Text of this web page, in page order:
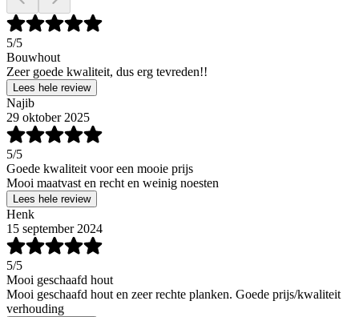
5/5
Bouwhout
Zeer goede kwaliteit, dus erg tevreden!!
Lees hele review
Najib
29 oktober 2025
5/5
Goede kwaliteit voor een mooie prijs
Mooi maatvast en recht en weinig noesten
Lees hele review
Henk
15 september 2024
5/5
Mooi geschaafd hout
Mooi geschaafd hout en zeer rechte planken. Goede prijs/kwaliteit
verhouding